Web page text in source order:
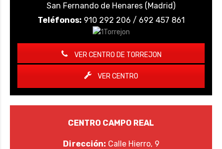
San Fernando de Henares (Madrid)
Teléfonos: 910 292 206 / 692 457 861
VER CENTRO DE TORREJON
VER CENTRO
CENTRO CAMPO REAL
Dirección: Calle Hierro, 9